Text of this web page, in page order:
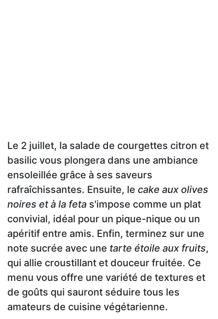
Le 2 juillet, la salade de courgettes citron et
basilic vous plongera dans une ambiance
ensoleillée grâce à ses saveurs
rafraîchissantes. Ensuite, le cake aux olives
noires et à la feta s'impose comme un plat
convivial, idéal pour un pique-nique ou un
apéritif entre amis. Enfin, terminez sur une
note sucrée avec une tarte étoile aux fruits,
qui allie croustillant et douceur fruitée. Ce
menu vous offre une variété de textures et
de goûts qui sauront séduire tous les
amateurs de cuisine végétarienne.